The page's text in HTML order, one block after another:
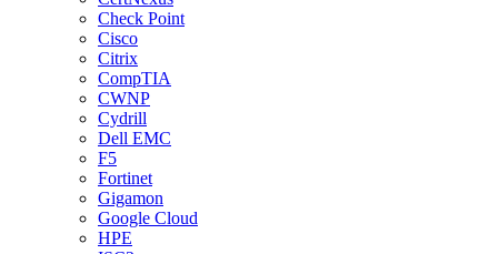
Check Point
Cisco
Citrix
CompTIA
CWNP
Cydrill
Dell EMC
F5
Fortinet
Gigamon
Google Cloud
HPE